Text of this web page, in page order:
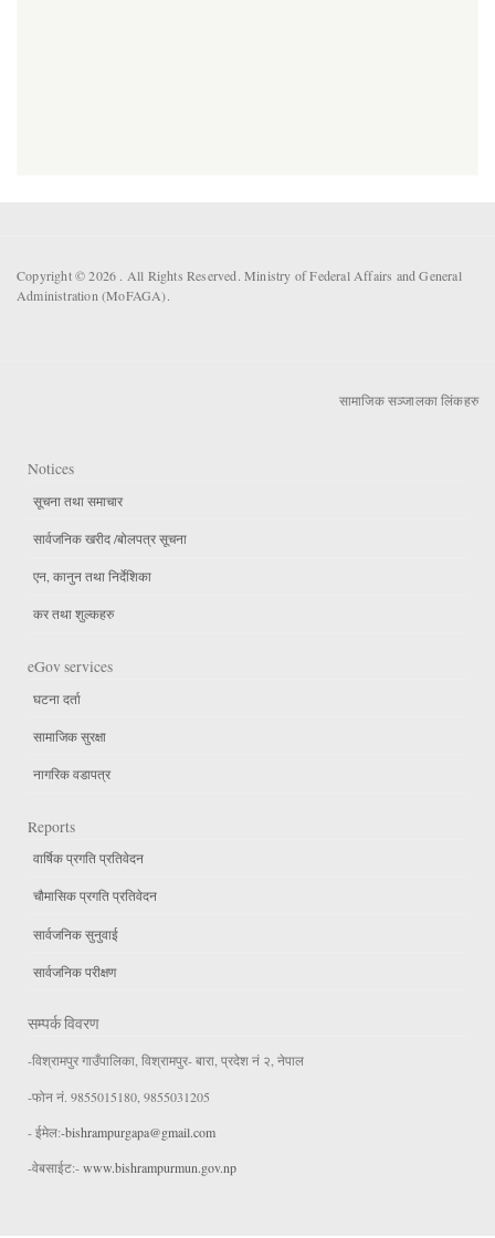
Copyright © 2026 . All Rights Reserved. Ministry of Federal Affairs and General
Administration (MoFAGA).
सामाजिक सञ्जालका लिंकहरु
Notices
सूचना तथा समाचार
सार्वजनिक खरीद /बोलपत्र सूचना
एन, कानुन तथा निर्देशिका
कर तथा शुल्कहरु
eGov services
घटना दर्ता
सामाजिक सुरक्षा
नागरिक वडापत्र
Reports
वार्षिक प्रगति प्रतिवेदन
चौमासिक प्रगति प्रतिवेदन
सार्वजनिक सुनुवाई
सार्वजनिक परीक्षण
सम्पर्क विवरण
-विश्रामपुर गाउँपालिका, विश्रामपुर- बारा, प्रदेश नं २, नेपाल
-फोन नं. 9855015180, 9855031205
- ईमेल:-bishrampurgapa@gmail.com
-वेबसाईट:-www.bishrampurmun.gov.np